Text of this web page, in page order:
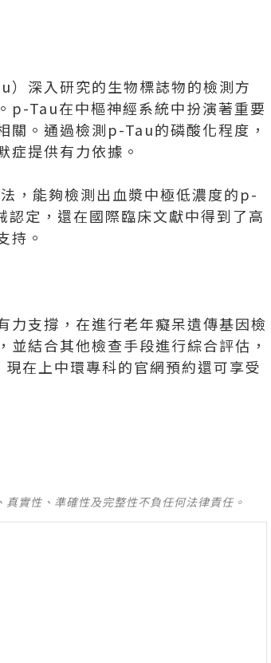
深入研究的生物標誌物的檢測方
p-Tau在中樞神經系統中扮演著重要
關。通過檢測p-Tau的磷酸化程度，
症提供有力依據。
，能夠檢測出血漿中極低濃度的p-
定，還在國際臨床文獻中得到了高
持。
力支撐，在進行老年癡呆遺傳基因檢
結合其他檢查手段進行綜合評估，
在上中環專科的官網預約還可享受
實性、準確性及完整性不負任何法律責任。